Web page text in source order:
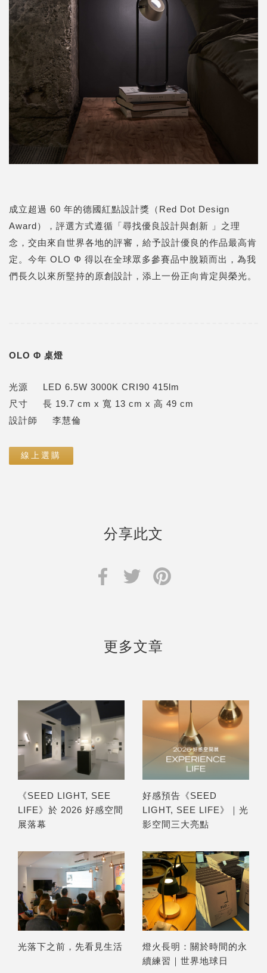
成立超過 60 年的德國紅點設計獎（ Red Dot Design
Award），評選方式遵循「尋找優良設計與創新 」之理
念，交由來自世界各地的評審，給予設計優良的作品最高肯
定。今年 OLO Φ 得以在全球眾多參賽品中脫穎而出，為我
們長久以來所堅持的原創設計，添上一份正向肯定與榮光。
OLO Φ 桌燈
光源 LED 6.5W 3000K CRI90 415lm
尺寸 長 19.7 cm x 寬 13 cm x 高 49 cm
設計師 李慧倫
線上選購
分享此文
更多文章
《SEED LIGHT, SEE
LIFE》於 2026 好感空間
展落幕
好感預告《SEED
LIGHT, SEE LIFE》｜光
影空間三大亮點
光落下之前，先看見生活
燈火長明：關於時間的永
續練習｜世界地球日